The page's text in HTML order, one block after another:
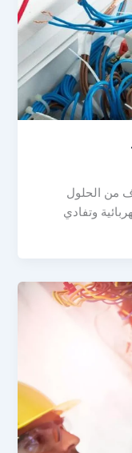
من الحلول
وتفادي